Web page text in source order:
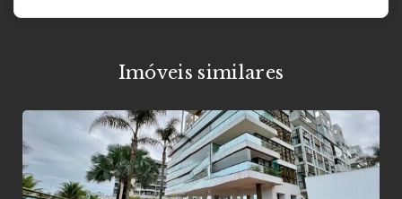
Imóveis similares